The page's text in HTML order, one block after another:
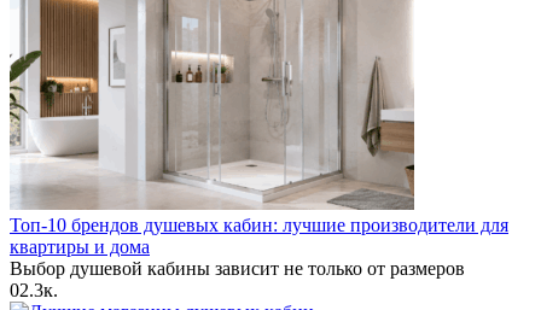
Топ-10 брендов душевых кабин: лучшие производители для
квартиры и дома
Выбор душевой кабины зависит не только от размеров
02.3к.